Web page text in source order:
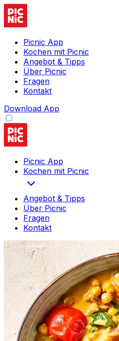
Picnic App
Kochen mit Picnic
Angebot & Tipps
Über Picnic
Fragen
Kontakt
Download App
Picnic App
Kochen mit Picnic
Angebot & Tipps
Über Picnic
Fragen
Kontakt